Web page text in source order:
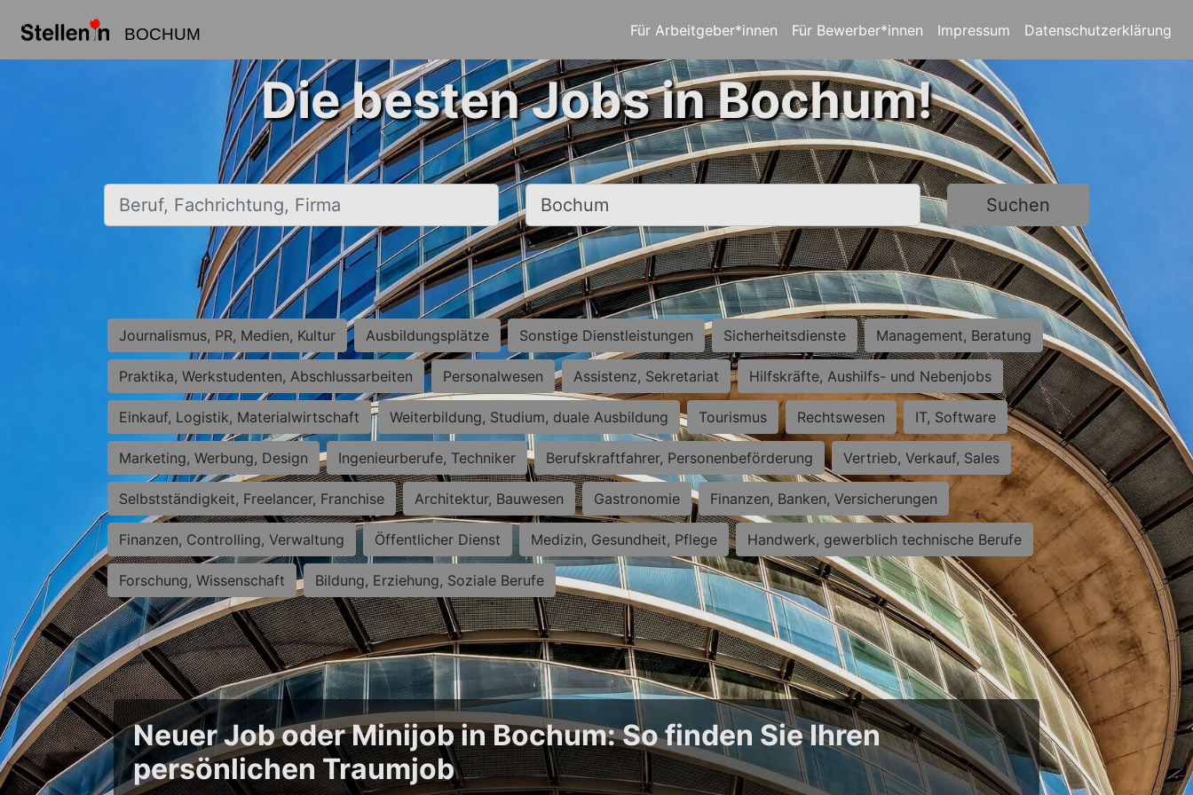
BOCHUM Für Arbeitgeber*innen Für Bewerber*innen Impressum Datenschutzerklärung
Die besten Jobs in Bochum!
Beruf, Fachrichtung, Firma Ort, Stadt Suchen
Journalismus, PR, Medien, Kultur Ausbildungsplätze Sonstige Dienstleistungen Sicherheitsdienste Management, Beratung
Praktika, Werkstudenten, Abschlussarbeiten Personalwesen Assistenz, Sekretariat Hilfskräfte, Aushilfs- und Nebenjobs
Einkauf, Logistik, Materialwirtschaft Weiterbildung, Studium, duale Ausbildung Tourismus Rechtswesen IT, Software
Marketing, Werbung, Design Ingenieurberufe, Techniker Berufskraftfahrer, Personenbeförderung Vertrieb, Verkauf, Sales
Selbstständigkeit, Freelancer, Franchise Architektur, Bauwesen Gastronomie Finanzen, Banken, Versicherungen
Finanzen, Controlling, Verwaltung Öffentlicher Dienst Medizin, Gesundheit, Pflege Handwerk, gewerblich technische Berufe
Forschung, Wissenschaft Bildung, Erziehung, Soziale Berufe
Neuer Job oder Minijob in Bochum: So finden Sie Ihren
persönlichen Traumjob